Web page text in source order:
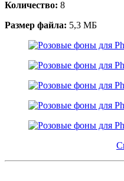
Количество: 8
Размер файла: 5,3 МБ